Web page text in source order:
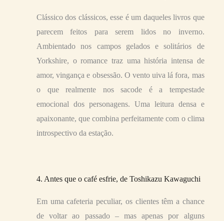
Clássico dos clássicos, esse é um daqueles livros que
parecem feitos para serem lidos no inverno.
Ambientado nos campos gelados e solitários de
Yorkshire, o romance traz uma história intensa de
amor, vingança e obsessão. O vento uiva lá fora, mas
o que realmente nos sacode é a tempestade
emocional dos personagens. Uma leitura densa e
apaixonante, que combina perfeitamente com o clima
introspectivo da estação.
4. Antes que o café esfrie, de Toshikazu Kawaguchi
Em uma cafeteria peculiar, os clientes têm a chance
de voltar ao passado – mas apenas por alguns